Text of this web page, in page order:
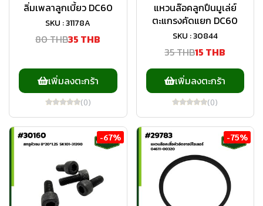
ลิ่มเพลาลูกเบี้ยว DC60
SKU : 31178A
80 THB35 THB
เพิ่มลงตะกร้า
(0)
แหวนล๊อคลูกปืนมูเล่ย์
ตะแกรงคัดแยก DC60
SKU : 30844
35 THB15 THB
เพิ่มลงตะกร้า
(0)
-67% -75%